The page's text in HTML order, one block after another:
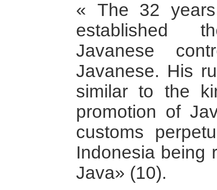
« The 32
established
Javanese
Javanese. His
similar to the
promotion of
customs
Indonesia being
Java» (10).